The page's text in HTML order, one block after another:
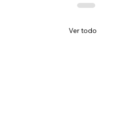
Ver todo